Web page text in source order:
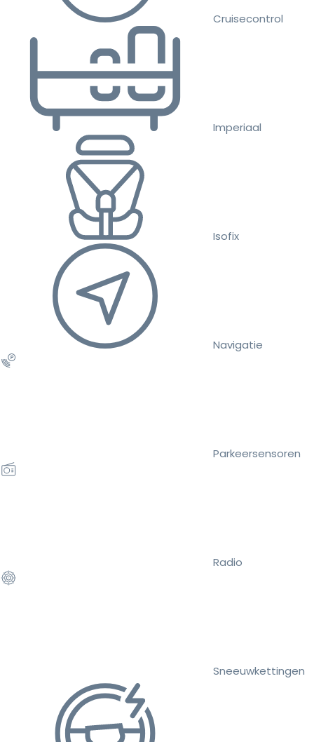
Cruisecontrol
Imperiaal
Isofix
Navigatie
Parkeersensoren
Radio
Sneeuwkettingen